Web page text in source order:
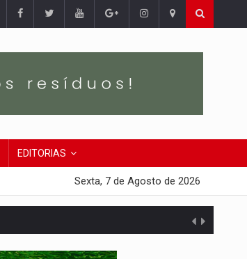
EDITORIAS
Sexta, 7 de Agosto de 2026